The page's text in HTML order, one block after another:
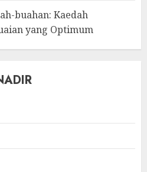
buahan: Kaedah
yang Optimum